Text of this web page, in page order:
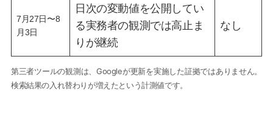
7月27日〜8
月3日
日次の変動値を公開してい
る実務者の観測では高止ま
りが継続
なし
第三者ツールの観測は、Googleが更新を実施した証拠ではありません。
検索結果の入れ替わりが増えたという計測値です。